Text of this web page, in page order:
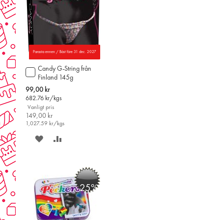
Parasta ennen / Bäst före 31 dec. 2027
Candy G-String från
Finland 145g
Special
Price
99,00 kr
682.76 kr/kgs
Vanligt pris
149,00 kr
1,027.59 kr/kgs
Lägg
till
i
varukorgen
SPARA
ÖNSKELISTAN
JÄMFÖR
-25%